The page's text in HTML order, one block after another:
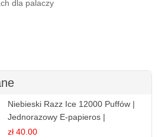
dla palaczy
Niebieski Razz Ice 12000 Puffów |
Jednorazowy E-papieros |
Jagodowy Chłód
zł 40.00